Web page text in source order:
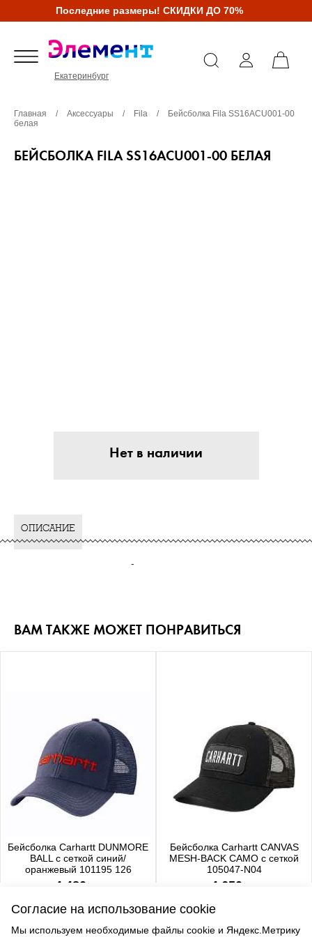
Последние размеры! СКИДКИ ДО 70%
Екатеринбург
Главная / Аксессуары / Fila /
Бейсболка Fila SS16ACU001-00
белая
БЕЙСБОЛКА FILA SS16ACU001-00 БЕЛАЯ
Нет в наличии
ОПИСАНИЕ
-
ВАМ ТАКЖЕ МОЖЕТ ПОНРАВИТЬСЯ
Бейсболка Carhartt DUNMORE
BALL с сеткой синий/
оранжевый 101195 126
4 480 р.
Бейсболка Carhartt CANVAS
MESH-BACK CAMO с сеткой
105047-N04
4 650 р.
Согласие на использование cookie
Мы используем необходимые файлы cookie и Яндекс.Метрику